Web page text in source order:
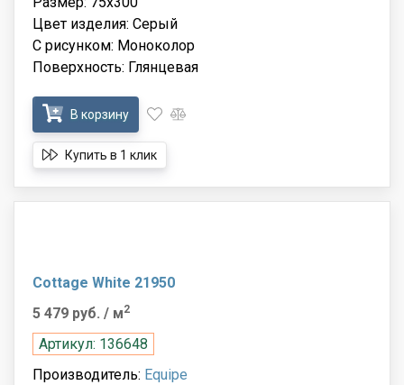
Цвет изделия: Серый
С рисунком: Моноколор
Поверхность: Глянцевая
В корзину
Купить в 1 клик
Cottage White 21950
5 479 руб. / м2
Артикул: 136648
Производитель: Equipe